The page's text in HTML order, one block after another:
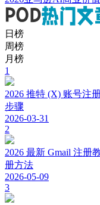
日榜
周榜
月榜
1
2026 推特 (X) 账号注
步骤
2026-03-31
2
2026 最新 Gmail 注册
册方法
2026-05-09
3